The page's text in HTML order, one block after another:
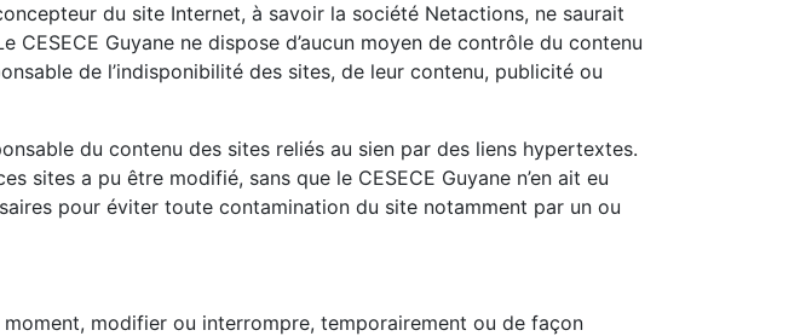
du site Internet, à savoir la société Netactions, ne saurait
Guyane ne dispose d’aucun moyen de contrôle du contenu
de l’indisponibilité des sites, de leur contenu, publicité ou
du contenu des sites reliés au sien par des liens hypertextes.
sites a pu être modifié, sans que le CESECE Guyane n’en ait eu
pour éviter toute contamination du site notamment par un ou
modifier ou interrompre, temporairement ou de façon